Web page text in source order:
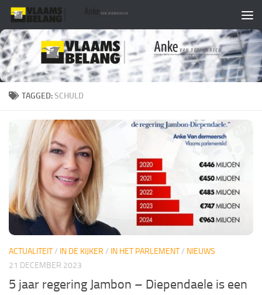
Skip to content
TAGGED:SCHULD
ACTUALITEIT/ IN DE KIJKER / IN HET PARLEMENT/ NIEUWS
21 DECEMBER 2023
5 jaar regering Jambon – Diependaele is een